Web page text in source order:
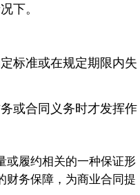
下。
标准或在规定期限内失
或合同义务时才发挥作
或履约相关的一种保证形
财务保障，为商业合同提